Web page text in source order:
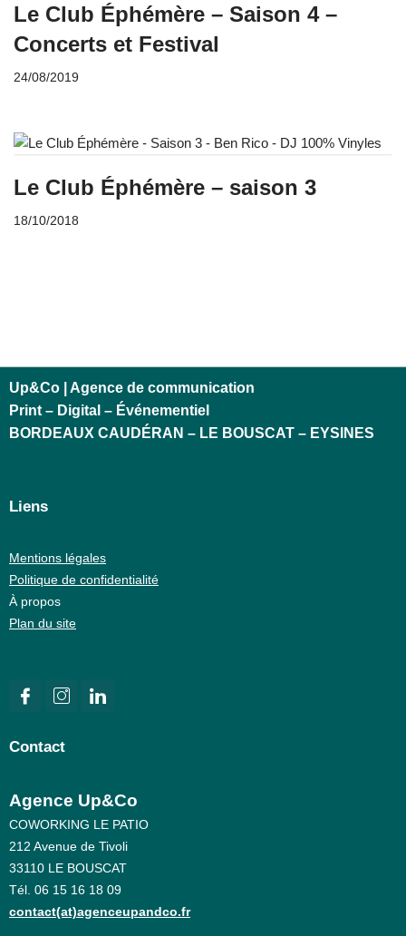
Le Club Éphémère – Saison 4 –
Concerts et Festival
24/08/2019
Le Club Éphémère – saison 3
18/10/2018
Up&Co | Agence de communication
Print – Digital – Événementiel
BORDEAUX CAUDÉRAN – LE BOUSCAT – EYSINES
Liens
Mentions légales
Politique de confidentialité
À propos
Plan du site
Contact
Agence Up&Co
COWORKING LE PATIO
212 Avenue de Tivoli
33110 LE BOUSCAT
Tél. 06 15 16 18 09
contact(at)agenceupandco.fr